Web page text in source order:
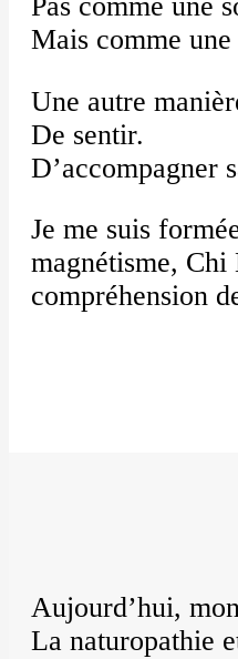
Mais comme
Une autre
De sentir.
D’accompagner
Je me suis
magnétisme, Chi
compréhension
Aujourd’hui,
La naturopathie